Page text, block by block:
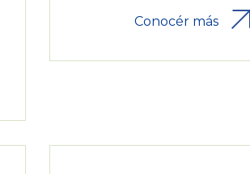
Conocér más